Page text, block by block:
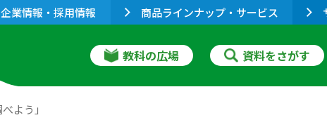
企業情報・採用情報 商品ラインナップ・サービス
教科の広場 資料をさがす
よう」